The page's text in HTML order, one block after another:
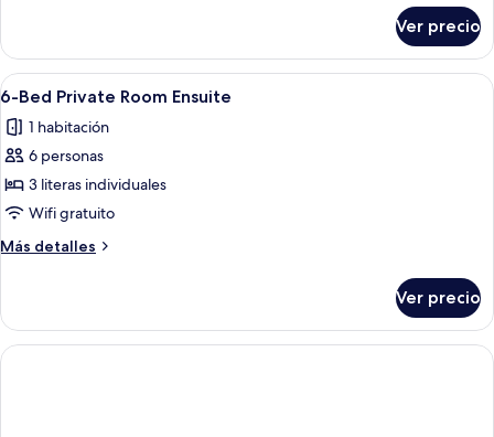
Ensuite
Bed
Private
Room
Ver precio
Abrir
todas
las
fotos
de
6-
Bed
Private
Ensuite
Una habitación con literas, cada
5
6-Bed Private Room Ensuite
1 habitación
6 personas
3 literas individuales
Wifi gratuito
Más detalles
Más
Bed
Private
Room
Ver precio